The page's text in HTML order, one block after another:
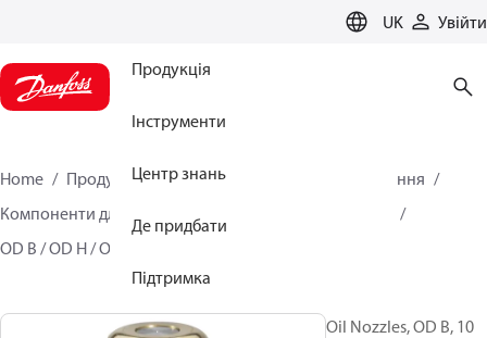
UK Увійти
Продукція
Інструменти
Центр знань
Де придбати
Підтримка
Home Продукція
Кліматичні рішення для опалення
Компоненти для пальників
OD B / OD H / OD S
Oil Nozzles, OD B, 10